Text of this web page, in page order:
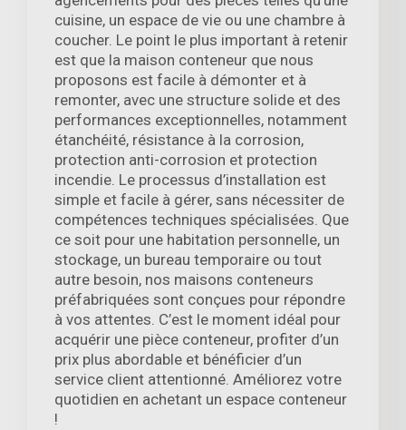
cuisine, un espace de vie ou une chambre à
coucher. Le point le plus important à retenir
est que la maison conteneur que nous
proposons est facile à démonter et à
remonter, avec une structure solide et des
performances exceptionnelles, notamment
étanchéité, résistance à la corrosion,
protection anti-corrosion et protection
incendie. Le processus d’installation est
simple et facile à gérer, sans nécessiter de
compétences techniques spécialisées. Que
ce soit pour une habitation personnelle, un
stockage, un bureau temporaire ou tout
autre besoin, nos maisons conteneurs
préfabriquées sont conçues pour répondre
à vos attentes. C’est le moment idéal pour
acquérir une pièce conteneur, profiter d’un
prix plus abordable et bénéficier d’un
service client attentionné. Améliorez votre
quotidien en achetant un espace conteneur
!